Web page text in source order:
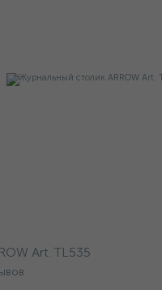
Art. TL535